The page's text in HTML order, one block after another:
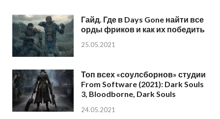
Гайд. Где в Days Gone найти все
орды фриков и как их победить
25.05.2021
Топ всех «соулсборнов» студии
From Software (2021): Dark Souls
3, Bloodborne, Dark Souls
24.05.2021